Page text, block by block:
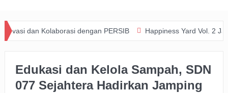
dengan PERSIB Happiness Yard Vol. 2 Jadi Bukti
Edukasi dan Kelola Sampah, SDN
077 Sejahtera Hadirkan Jamping